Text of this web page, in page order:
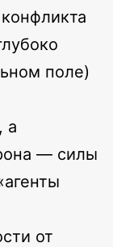
поле)
а
— силы
от